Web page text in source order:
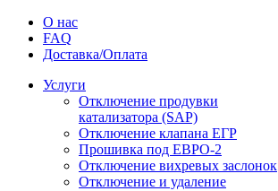
О нас
FAQ
Доставка/Оплата
Услуги
Отключение продувки
катализатора (SAP)
Отключение клапана ЕГР
Прошивка под ЕВРО-2
Отключение вихревых заслонок
Отключение и удаление